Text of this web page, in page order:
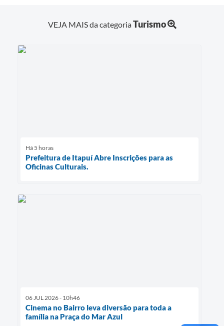
VEJA MAIS da categoriaTurismo
Há 5 horas
Prefeitura de Itapuí Abre Inscrições para as
Oficinas Culturais.
06 JUL 2026 - 10h46
Cinema no Bairro leva diversão para toda a
família na Praça do Mar Azul